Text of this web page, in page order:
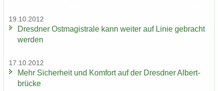
19.10.2012
Dresd­ner Ost­ma­gis­tra­le kann wei­ter auf Linie ge­bracht
wer­den
17.10.2012
Mehr Si­cher­heit und Kom­fort auf der Dresd­ner Al­bert­
brü­cke